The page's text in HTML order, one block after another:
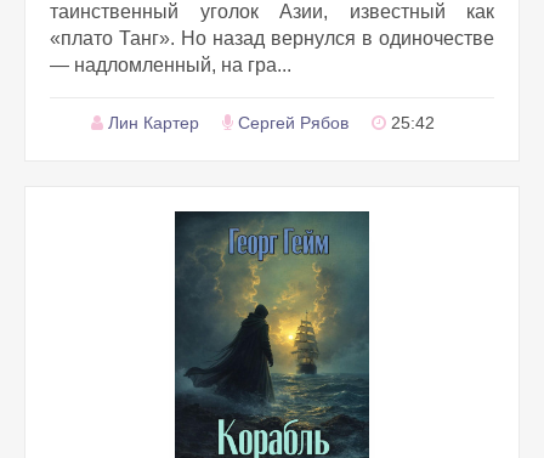
таинственный уголок Азии, известный как
«плато Танг». Но назад вернулся в одиночестве
— надломленный, на гра...
Лин Картер Сергей Рябов 25:42